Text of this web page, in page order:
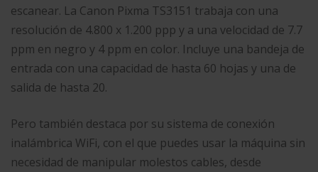
escanear. La Canon Pixma TS3151 trabaja con una
resolución de 4.800 x 1.200 ppp y a una velocidad de 7.7
ppm en negro y 4 ppm en color. Incluye una bandeja de
entrada con una capacidad de hasta 60 hojas y una de
salida de hasta 20.
Pero también destaca por su sistema de conexión
inalámbrica WiFi, con el que puedes usar la máquina sin
necesidad de manipular molestos cables, desde